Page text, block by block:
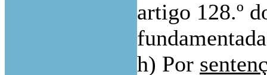
artigo 128.º
h) Por